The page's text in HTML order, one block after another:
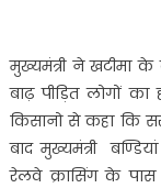
मुख्यमंत्री ने खटीमा के
बाढ़ पीड़ित लोगों का
किसानो से कहा कि
बाद मुख्यमंत्री
रेलवे क्रासिंग के